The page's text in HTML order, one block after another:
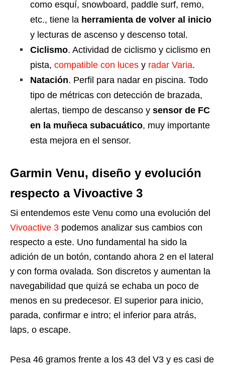
como esquí, snowboard, paddle surf, remo,
etc., tiene la herramienta de volver al inicio
y lecturas de ascenso y descenso total.
Ciclismo. Actividad de ciclismo y ciclismo en
pista, compatible con luces y radar Varia.
Natación. Perfil para nadar en piscina. Todo
tipo de métricas con detección de brazada,
alertas, tiempo de descanso y sensor de FC
en la muñeca subacuático, muy importante
esta mejora en el sensor.
Garmin Venu, diseño y evolución
respecto a Vivoactive 3
Si entendemos este Venu como una evolución del
Vivoactive 3 podemos analizar sus cambios con
respecto a este. Uno fundamental ha sido la
adición de un botón, contando ahora 2 en el lateral
y con forma ovalada. Son discretos y aumentan la
navegabilidad que quizá se echaba un poco de
menos en su predecesor. El superior para inicio,
parada, confirmar e intro; el inferior para atrás,
laps, o escape.
Pesa 46 gramos frente a los 43 del V3 y es casi de